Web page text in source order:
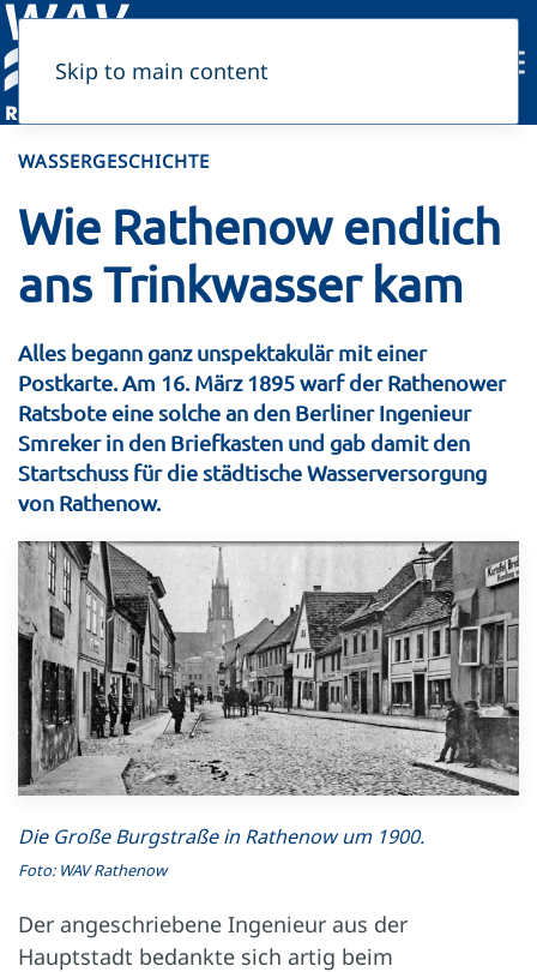
Skip to main content
WASSERGESCHICHTE
Wie Rathenow endlich
ans Trinkwasser kam
Alles begann ganz unspektakulär mit einer
Postkarte. Am 16. März 1895 warf der Rathenower
Ratsbote eine solche an den Berliner Ingenieur
Smreker in den Briefkasten und gab damit den
Startschuss für die städtische Wasserversorgung
von Rathenow.
Die Große Burgstraße in Rathenow um 1900.
Foto: WAV Rathenow
Der angeschriebene Ingenieur aus der
Hauptstadt bedankte sich artig beim